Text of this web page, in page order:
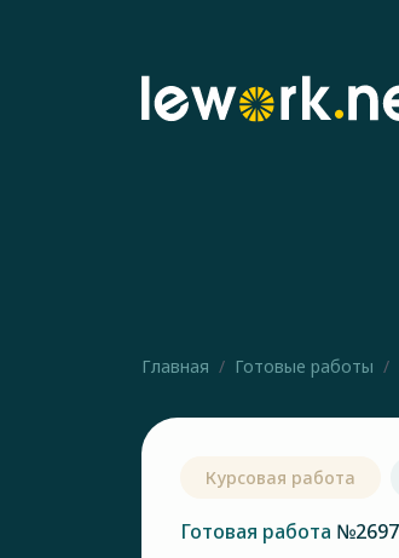
Главная Готовые работы
Курсовая работа
Готовая работа